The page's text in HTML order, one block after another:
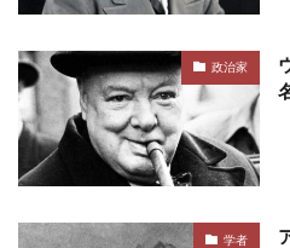
政治家
学者